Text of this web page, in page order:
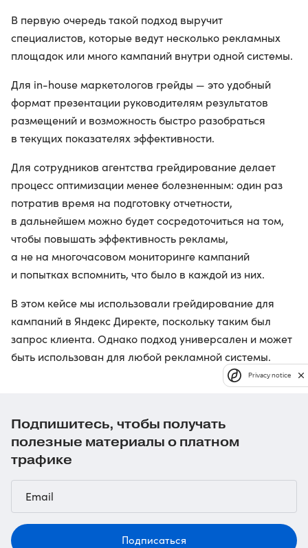
В первую очередь такой подход выручит
специалистов, которые ведут несколько рекламных
площадок или много кампаний внутри одной системы.
Для in-house маркетологов грейды — это удобный
формат презентации руководителям результатов
размещений и возможность быстро разобраться
в текущих показателях эффективности.
Для сотрудников агентства грейдирование делает
процесс оптимизации менее болезненным: один раз
потратив время на подготовку отчетности,
в дальнейшем можно будет сосредоточиться на том,
чтобы повышать эффективность рекламы,
а не на многочасовом мониторинге кампаний
и попытках вспомнить, что было в каждой из них.
В этом кейсе мы использовали грейдирование для
кампаний в Яндекс Директе, поскольку таким был
запрос клиента. Однако подход универсален и может
быть использован для любой рекламной системы.
Подпишитесь, чтобы получать
полезные материалы о платном
трафике
Подписаться
Privacy notice